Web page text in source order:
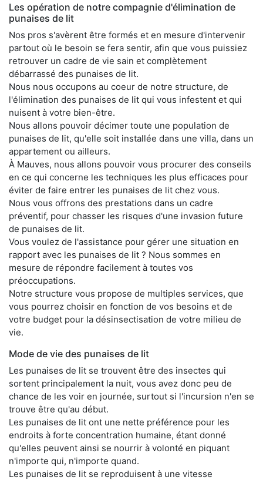
Les opération de notre compagnie d'élimination de
punaises de lit
Nos pros s'avèrent être formés et en mesure d'intervenir
partout où le besoin se fera sentir, afin que vous puissiez
retrouver un cadre de vie sain et complètement
débarrassé des punaises de lit.
Nous nous occupons au coeur de notre structure, de
l'élimination des punaises de lit qui vous infestent et qui
nuisent à votre bien-être.
Nous allons pouvoir décimer toute une population de
punaises de lit, qu'elle soit installée dans une villa, dans un
appartement ou ailleurs.
À Mauves, nous allons pouvoir vous procurer des conseils
en ce qui concerne les techniques les plus efficaces pour
éviter de faire entrer les punaises de lit chez vous.
Nous vous offrons des prestations dans un cadre
préventif, pour chasser les risques d'une invasion future
de punaises de lit.
Vous voulez de l'assistance pour gérer une situation en
rapport avec les punaises de lit ? Nous sommes en
mesure de répondre facilement à toutes vos
préoccupations.
Notre structure vous propose de multiples services, que
vous pourrez choisir en fonction de vos besoins et de
votre budget pour la désinsectisation de votre milieu de
vie.
Mode de vie des punaises de lit
Les punaises de lit se trouvent être des insectes qui
sortent principalement la nuit, vous avez donc peu de
chance de les voir en journée, surtout si l'incursion n'en se
trouve être qu'au début.
Les punaises de lit ont une nette préférence pour les
endroits à forte concentration humaine, étant donné
qu'elles peuvent ainsi se nourrir à volonté en piquant
n'importe qui, n'importe quand.
Les punaises de lit se reproduisent à une vitesse